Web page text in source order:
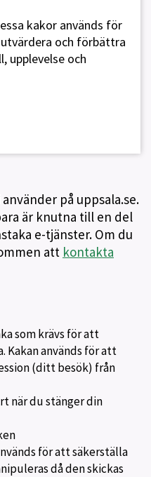
kakor används för
och förbättra
upplevelse och
på uppsala.se.
är knutna till en del
e-tjänster. Om du
att kontakta
som krävs för att
Kakan används för att
(ditt besök) från
när du stänger din
för att säkerställa
då den skickas